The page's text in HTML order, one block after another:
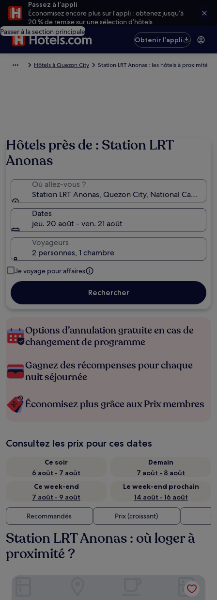
Passez à l’appli
Économisez encore plus sur l’appli : obtenez jusqu’à
20 % de remise sur une sélection d’hôtels
Passer à la section principale
Obtenir l’appli
Hôtels à Quezon City Station LRT Anonas : les hôtels à proximité
Hôtels près de : Station LRT
Anonas
Où allez-vous ?
Station LRT Anonas, Quezon City, National Capital
Dates
jeu. 20 août - ven. 21 août
Voyageurs
2 personnes, 1 chambre
Je voyage pour affaires
Rechercher
Options d’annulation gratuite en cas de
changement de programme
Gagnez des récompenses pour chaque
nuit séjournée
Économisez plus grâce aux Prix membres
Consultez les prix pour ces dates
Ce soir
6 août - 7 août
Demain
7 août - 8 août
Ce week-end
7 août - 9 août
Le week-end prochain
14 août - 16 août
Recommandés Prix (croissant)
Station LRT Anonas : où loger à
proximité ?